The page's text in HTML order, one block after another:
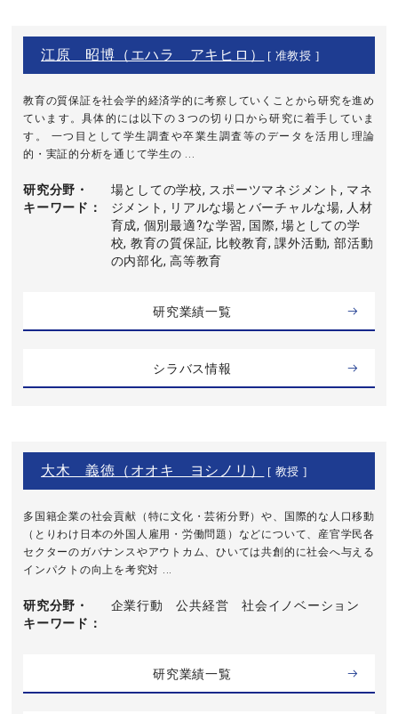
江原 昭博（エハラ アキヒロ） [ 准教授 ]
教育の質保証を社会学的経済学的に考察していくことから研究を進め
ています。具体的には以下の３つの切り口から研究に着手していま
す。 一つ目として学生調査や卒業生調査等のデータを活用し理論
的・実証的分析を通じて学生の ...
研究分野・
キーワード
場としての学校, スポーツマネジメント, マネ
ジメント, リアルな場とバーチャルな場, 人材
育成, 個別最適?な学習, 国際, 場としての学
校, 教育の質保証, 比較教育, 課外活動, 部活動
の内部化, 高等教育
研究業績一覧
シラバス情報
大木 義徳（オオキ ヨシノリ） [ 教授 ]
多国籍企業の社会貢献（特に文化・芸術分野）や、国際的な人口移動
（とりわけ日本の外国人雇用・労働問題）などについて、産官学民各
セクターのガバナンスやアウトカム、ひいては共創的に社会へ与える
インパクトの向上を考究対 ...
研究分野・
キーワード
企業行動 公共経営 社会イノベーション
研究業績一覧